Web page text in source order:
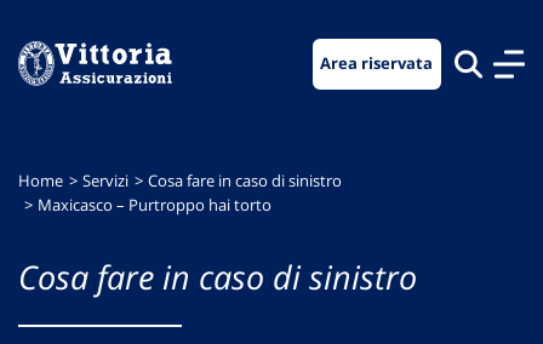
menu
contenuto
footer
Area riservata
Home Servizi
Cosa fare in caso di sinistro
Maxicasco – Purtroppo hai torto
Cosa fare in caso di sinistro